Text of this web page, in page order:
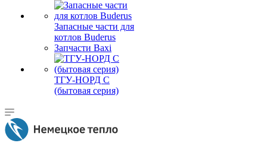
Запасные части для
котлов Buderus
Запчасти Baxi
ТГУ-НОРД С
(бытовая серия)